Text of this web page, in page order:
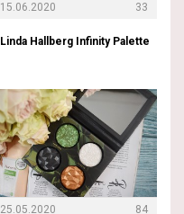
15.06.2020 33
Linda Hallberg Infinity Palette
25.05.2020 84